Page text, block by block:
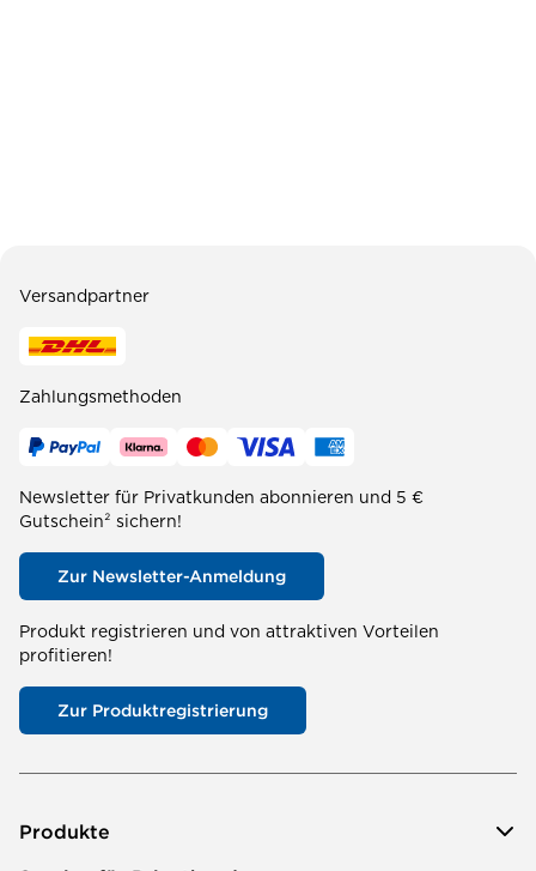
Versandpartner
Zahlungsmethoden
Newsletter für Privatkunden abonnieren und 5 €
Gutschein² sichern!
Zur Newsletter-Anmeldung
Produkt registrieren und von attraktiven Vorteilen
profitieren!
Zur Produktregistrierung
Produkte